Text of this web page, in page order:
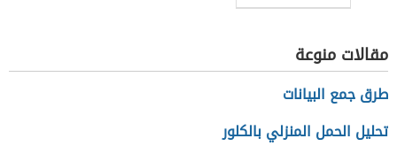
مقالات منوعة
طرق جمع البيانات
تحليل الحمل المنزلي بالكلور